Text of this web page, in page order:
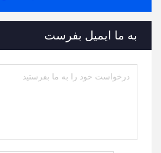
به ما ایمیل بفرست